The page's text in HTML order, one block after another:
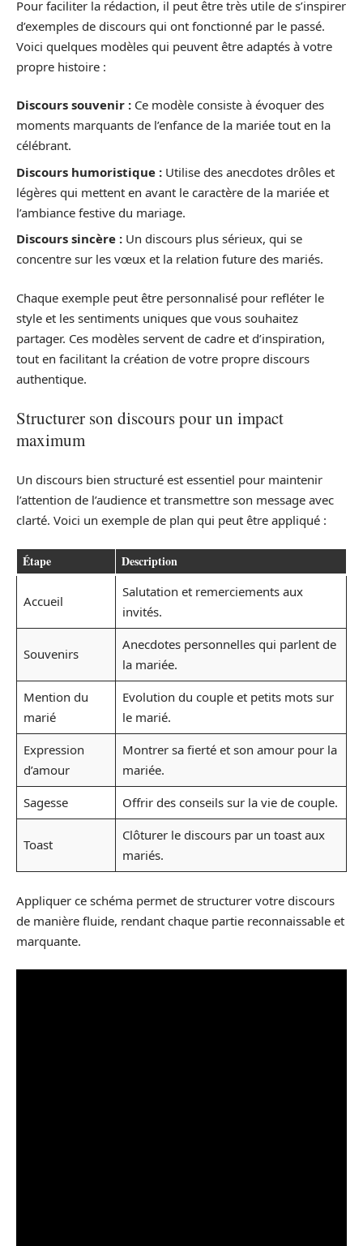
Pour faciliter la rédaction, il peut être très utile de s’inspirer
d’exemples de discours qui ont fonctionné par le passé.
Voici quelques modèles qui peuvent être adaptés à votre
propre histoire :
Discours souvenir : Ce modèle consiste à évoquer des
moments marquants de l’enfance de la mariée tout en la
célébrant.
Discours humoristique : Utilise des anecdotes drôles et
légères qui mettent en avant le caractère de la mariée et
l’ambiance festive du mariage.
Discours sincère : Un discours plus sérieux, qui se
concentre sur les vœux et la relation future des mariés.
Chaque exemple peut être personnalisé pour refléter le
style et les sentiments uniques que vous souhaitez
partager. Ces modèles servent de cadre et d’inspiration,
tout en facilitant la création de votre propre discours
authentique.
Structurer son discours pour un impact
maximum
Un discours bien structuré est essentiel pour maintenir
l’attention de l’audience et transmettre son message avec
clarté. Voici un exemple de plan qui peut être appliqué :
Étape Description
Accueil
Salutation et remerciements aux
invités.
Souvenirs
Anecdotes personnelles qui parlent de
la mariée.
Mention du
marié
Evolution du couple et petits mots sur
le marié.
Expression
d’amour
Montrer sa fierté et son amour pour la
mariée.
Sagesse
Offrir des conseils sur la vie de couple.
Toast
Clôturer le discours par un toast aux
mariés.
Appliquer ce schéma permet de structurer votre discours
de manière fluide, rendant chaque partie reconnaissable et
marquante.